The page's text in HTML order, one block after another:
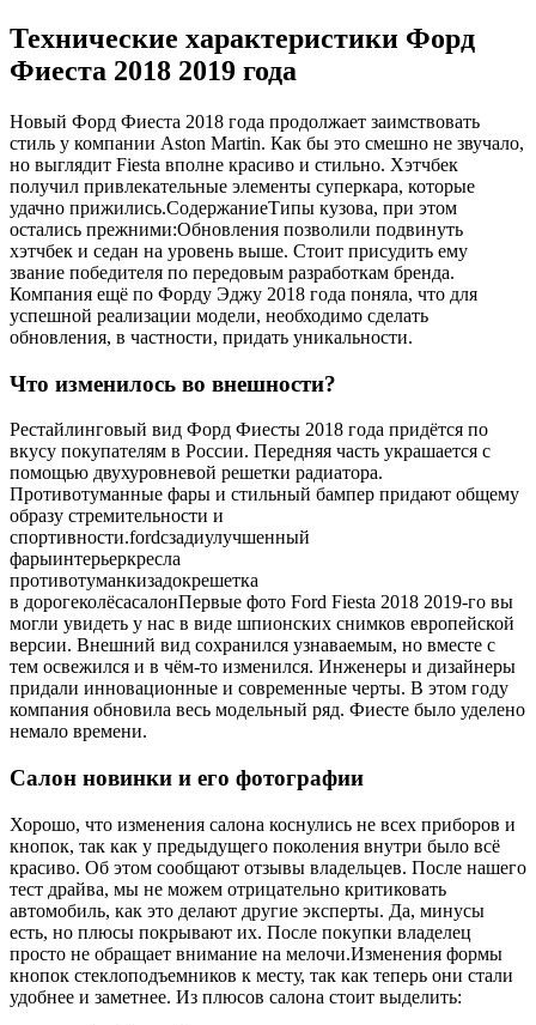
Технические характеристики Форд
Фиеста 2018 2019 года
Новый Форд Фиеста 2018 года продолжает заимствовать
стиль у компании Aston Martin. Как бы это смешно не звучало,
но выглядит Fiesta вполне красиво и стильно. Хэтчбек
получил привлекательные элементы суперкара, которые
удачно прижились.СодержаниеТипы кузова, при этом
остались прежними:Обновления позволили подвинуть
хэтчбек и седан на уровень выше. Стоит присудить ему
звание победителя по передовым разработкам бренда.
Компания ещё по Форду Эджу 2018 года поняла, что для
успешной реализации модели, необходимо сделать
обновления, в частности, придать уникальности.
Что изменилось во внешности?
Рестайлинговый вид Форд Фиесты 2018 года придётся по
вкусу покупателям в России. Передняя часть украшается с
помощью двухуровневой решетки радиатора.
Противотуманные фары и стильный бампер придают общему
образу стремительности и
спортивности.fordсзадиулучшенный
фарыинтерьеркресла
противотуманкизадокрешетка
в дорогеколёсасалонПервые фото Ford Fiesta 2018 2019-го вы
могли увидеть у нас в виде шпионских снимков европейской
версии. Внешний вид сохранился узнаваемым, но вместе с
тем освежился и в чём-то изменился. Инженеры и дизайнеры
придали инновационные и современные черты. В этом году
компания обновила весь модельный ряд. Фиесте было уделено
немало времени.
Салон новинки и его фотографии
Хорошо, что изменения салона коснулись не всех приборов и
кнопок, так как у предыдущего поколения внутри было всё
красиво. Об этом сообщают отзывы владельцев. После нашего
тест драйва, мы не можем отрицательно критиковать
автомобиль, как это делают другие эксперты. Да, минусы
есть, но плюсы покрывают их. После покупки владелец
просто не обращает внимание на мелочи.Изменения формы
кнопок стеклоподъемников к месту, так как теперь они стали
удобнее и заметнее. Из плюсов салона стоит выделить: